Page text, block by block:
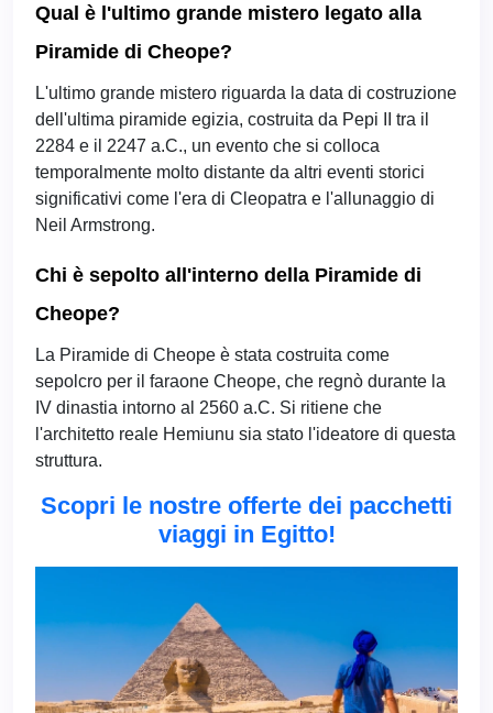
Qual è l'ultimo grande mistero legato alla
Piramide di Cheope?
L'ultimo grande mistero riguarda la data di costruzione
dell'ultima piramide egizia, costruita da Pepi II tra il
2284 e il 2247 a.C., un evento che si colloca
temporalmente molto distante da altri eventi storici
significativi come l'era di Cleopatra e l'allunaggio di
Neil Armstrong.
Chi è sepolto all'interno della Piramide di
Cheope?
La Piramide di Cheope è stata costruita come
sepolcro per il faraone Cheope, che regnò durante la
IV dinastia intorno al 2560 a.C. Si ritiene che
l'architetto reale Hemiunu sia stato l'ideatore di questa
struttura.
Scopri le nostre offerte dei pacchetti
viaggi in Egitto!